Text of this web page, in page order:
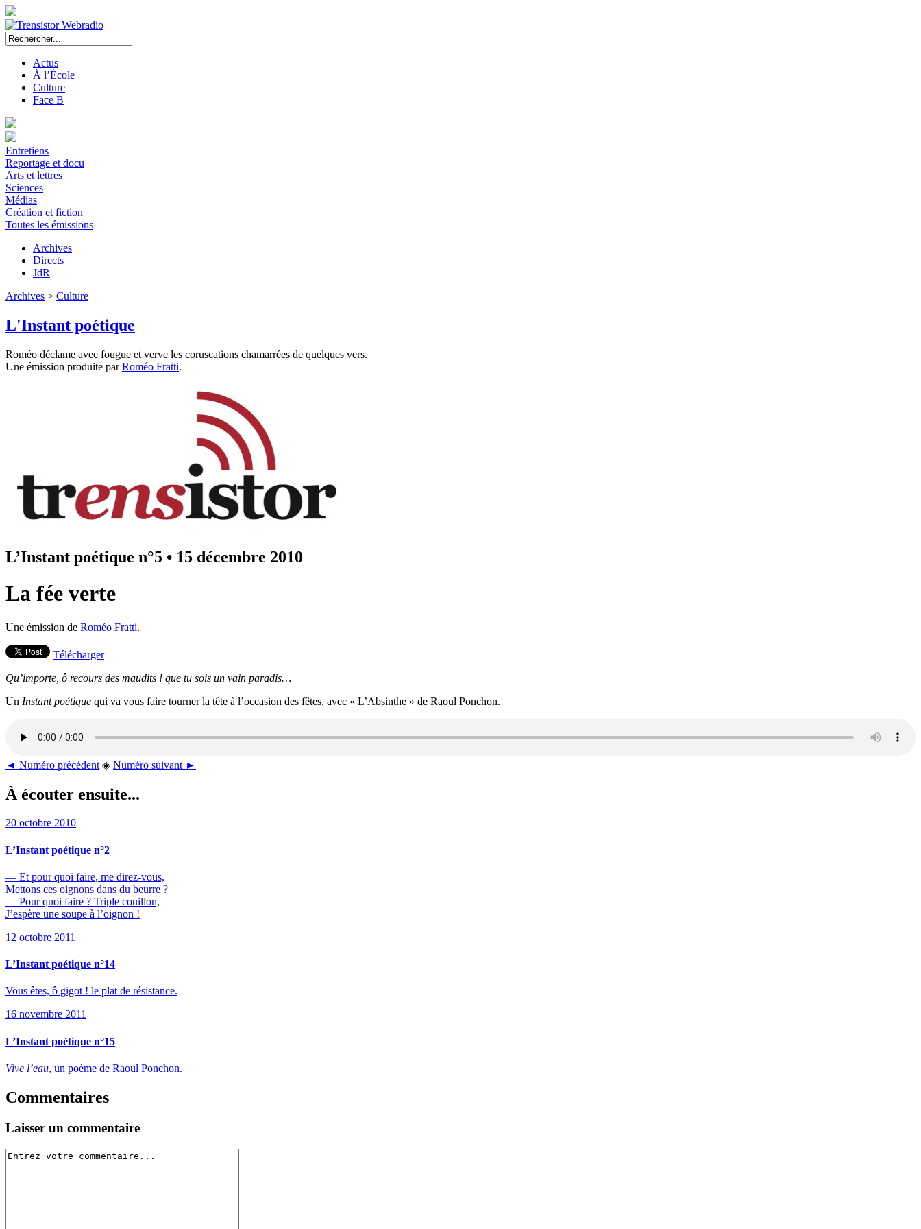
Actus
À l’École
Culture
Face B
Entretiens
Reportage et docu
Arts et lettres
Sciences
Médias
Création et fiction
Toutes les émissions
Archives
Directs
JdR
Archives > Culture
L'Instant poétique
Roméo déclame avec fougue et verve les coruscations chamarrées de quelques vers.
Une émission produite parRoméo Fratti.
L’Instant poétique n°5 • 15 décembre 2010
La fée verte
Une émission de Roméo Fratti.
Télécharger
Qu’importe, ô recours des maudits ! que tu sois un vain paradis…
Un Instant poétique qui va vous faire tourner la tête à l’occasion des fêtes, avec « L’Absinthe » de Raoul Ponchon.
◄ Numéro précédent ◈ Numéro suivant ►
À écouter ensuite...
20 octobre 2010
L’Instant poétique n°2
— Et pour quoi faire, me direz-vous,
Mettons ces oignons dans du beurre ?
— Pour quoi faire ? Triple couillon,
J’espère une soupe à l’oignon !
12 octobre 2011
L’Instant poétique n°14
Vous êtes, ô gigot ! le plat de résistance.
16 novembre 2011
L’Instant poétique n°15
Vive l’eau, un poème de Raoul Ponchon.
Commentaires
Laisser un commentaire